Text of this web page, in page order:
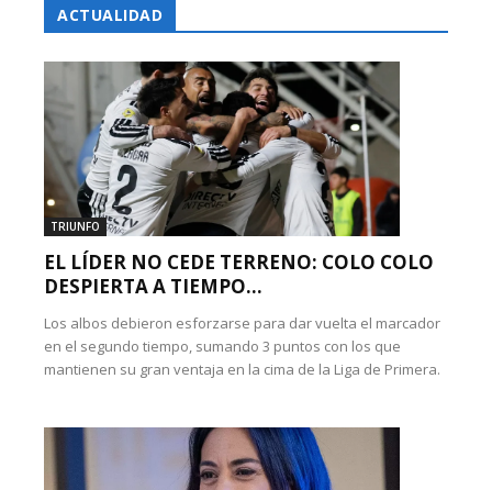
ACTUALIDAD
TRIUNFO
EL LÍDER NO CEDE TERRENO: COLO COLO
DESPIERTA A TIEMPO...
Los albos debieron esforzarse para dar vuelta el marcador
en el segundo tiempo, sumando 3 puntos con los que
mantienen su gran ventaja en la cima de la Liga de Primera.